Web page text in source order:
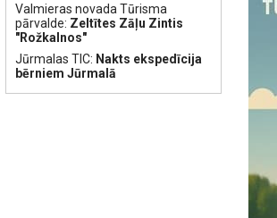
Valmieras novada Tūrisma
pārvalde: Zeltītes Zāļu Zintis
"Rožkalnos"
Jūrmalas TIC: Nakts ekspedīcija
bērniem Jūrmalā